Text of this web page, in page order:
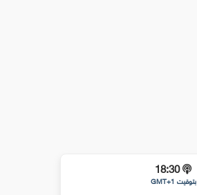
18:30
بتوقيت GMT+1